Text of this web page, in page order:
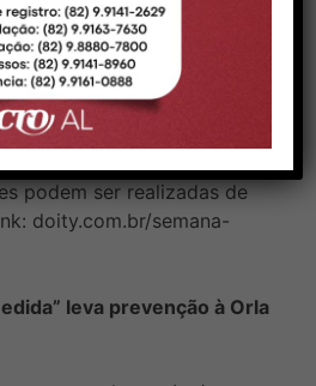
a tradicional entrega das
que homenageia
pela dedicação e
alagoana.
podem ser realizadas de
doity.com.br/semana-
leva prevenção à Orla